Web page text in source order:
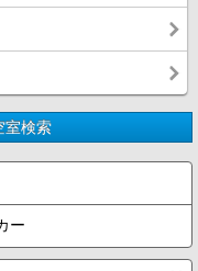
室検索
ー